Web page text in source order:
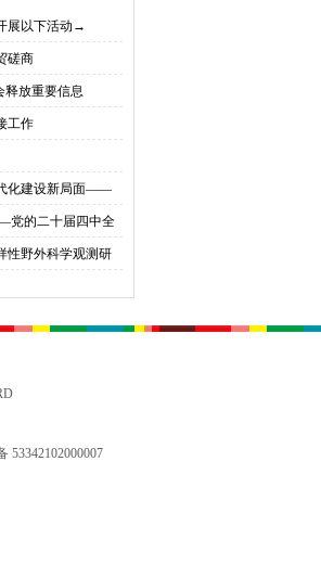
展以下活动→
磋商
释放重要信息
工作
化建设新局面——
中全会精神
党的二十届四中全
性野外科学观测研